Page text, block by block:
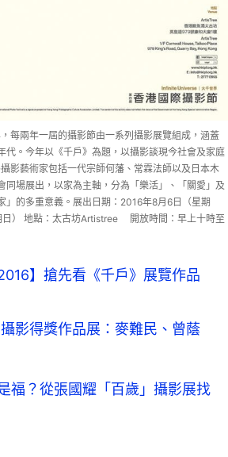
每兩年一屆的攝影節由一系列攝影展覽組成，涵蓋
代。今年以《千戶》為題，以攝影談現今社會及家庭
影藝術家包括一代宗師何藩、常霖法師以及日本木
同場展出，以家為主軸，分為「樂活」、「關愛」及
」的多重意義。展出日期：2016年8月6日（星期
） 地點：太古坊Artistree 開放時間：早上十時至
】搶先看《千戶》展覽作品
攝影得獎作品展：麥難民、曾蔭
福？從張國耀「百歲」攝影展找